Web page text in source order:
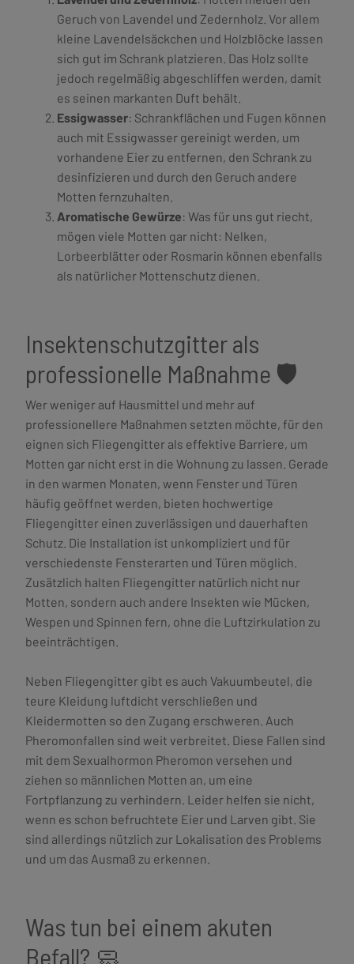
Geruch von Lavendel und Zedernholz. Vor allem
kleine Lavendelsäckchen und Holzblöcke lassen
sich gut im Schrank platzieren. Das Holz sollte
jedoch regelmäßig abgeschliffen werden, damit
es seinen markanten Duft behält.
Essigwasser: Schrankflächen und Fugen können
auch mit Essigwasser gereinigt werden, um
vorhandene Eier zu entfernen, den Schrank zu
desinfizieren und durch den Geruch andere
Motten fernzuhalten.
Aromatische Gewürze: Was für uns gut riecht,
mögen viele Motten gar nicht: Nelken,
Lorbeerblätter oder Rosmarin können ebenfalls
als natürlicher Mottenschutz dienen.
Insektenschutzgitter als
professionelle Maßnahme 🛡️
Wer weniger auf Hausmittel und mehr auf
professionellere Maßnahmen setzten möchte, für den
eignen sich Fliegengitter als effektive Barriere, um
Motten gar nicht erst in die Wohnung zu lassen. Gerade
in den warmen Monaten, wenn Fenster und Türen
häufig geöffnet werden, bieten hochwertige
Fliegengitter einen zuverlässigen und dauerhaften
Schutz. Die Installation ist unkompliziert und für
verschiedenste Fensterarten und Türen möglich.
Zusätzlich halten Fliegengitter natürlich nicht nur
Motten, sondern auch andere Insekten wie Mücken,
Wespen und Spinnen fern, ohne die Luftzirkulation zu
beeinträchtigen.
Neben Fliegengitter gibt es auch Vakuumbeutel, die
teure Kleidung luftdicht verschließen und
Kleidermotten so den Zugang erschweren. Auch
Pheromonfallen sind weit verbreitet. Diese Fallen sind
mit dem Sexualhormon Pheromon versehen und
ziehen so männlichen Motten an, um eine
Fortpflanzung zu verhindern. Leider helfen sie nicht,
wenn es schon befruchtete Eier und Larven gibt. Sie
sind allerdings nützlich zur Lokalisation des Problems
und um das Ausmaß zu erkennen.
Was tun bei einem akuten
Befall? 🧼